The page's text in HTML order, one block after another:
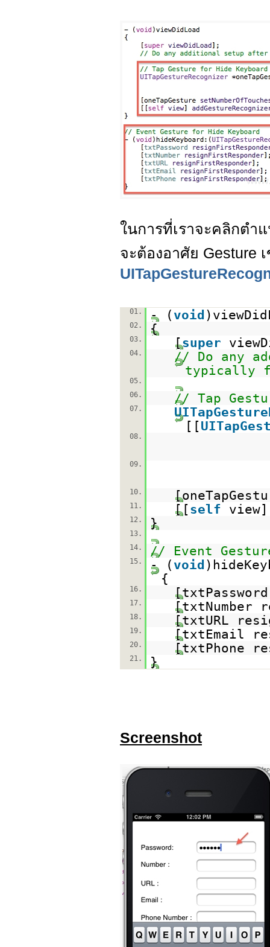
ในการที่เราจะคลิกตำ
จะต้องอาศัย Gesture
01. - ( void
02. {
03. [super
04.
// Do any
typically
05.
06.
// Tap
07.
[[
08.
09.
10.
11. [[self view]
12. }
13.
14.
// Event
15. - ( void
{
16.
17. [txtNumber
18. [txtURL
19. [txtEmail
20. [txtPhone
21. }
Screenshot